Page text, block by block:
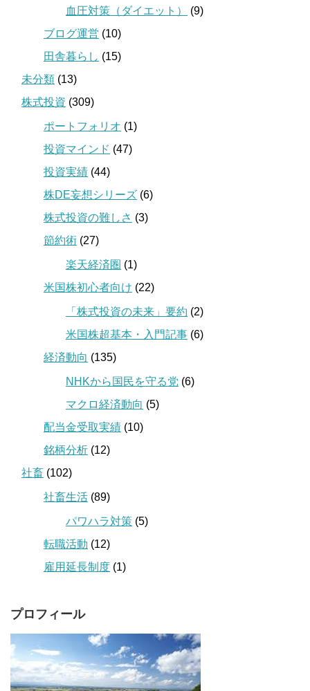
血圧対策（ダイエット）
(9)
ブログ運営 (10)
田舎暮らし (15)
未分類 (13)
株式投資 (309)
ポートフォリオ (1)
投資マインド (47)
投資実績 (44)
株DE妄想シリーズ (6)
株式投資の難しさ (3)
節約術 (27)
楽天経済圏 (1)
米国株初心者向け (22)
「株式投資の未来」要約 (2)
米国株超基本・入門記事 (6)
経済動向 (135)
NHKから国民を守る党 (6)
マクロ経済動向 (5)
配当金受取実績 (10)
銘柄分析 (12)
社畜 (102)
社畜生活 (89)
パワハラ対策 (5)
転職活動 (12)
雇用延長制度 (1)
プロフィール